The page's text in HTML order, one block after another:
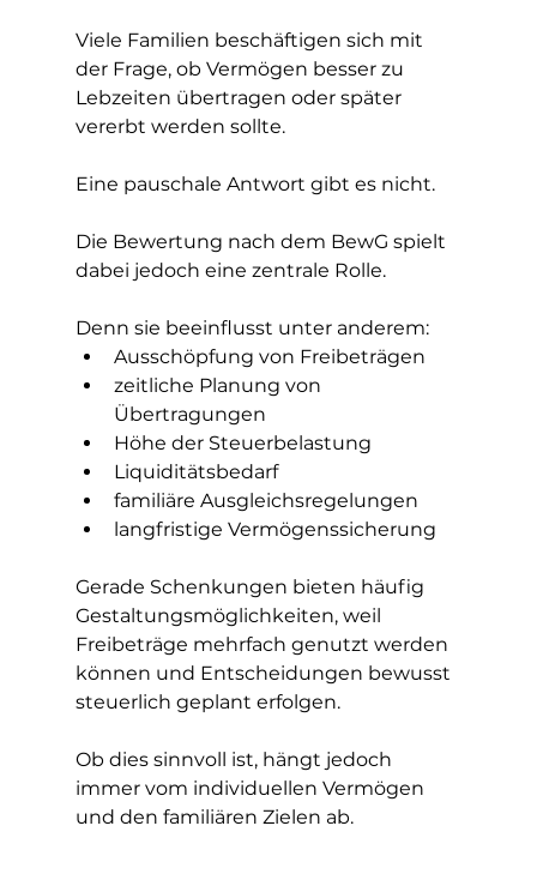
Viele Familien beschäftigen sich mit
der Frage, ob Vermögen besser zu
Lebzeiten übertragen oder später
vererbt werden sollte.
Eine pauschale Antwort gibt es nicht.
Die Bewertung nach dem BewG spielt
dabei jedoch eine zentrale Rolle.
Denn sie beeinflusst unter anderem:
Ausschöpfung von Freibeträgen
zeitliche Planung von
Übertragungen
Höhe der Steuerbelastung
Liquiditätsbedarf
familiäre Ausgleichsregelungen
langfristige Vermögenssicherung
Gerade Schenkungen bieten häufig
Gestaltungsmöglichkeiten, weil
Freibeträge mehrfach genutzt werden
können und Entscheidungen bewusst
steuerlich geplant erfolgen.
Ob dies sinnvoll ist, hängt jedoch
immer vom individuellen Vermögen
und den familiären Zielen ab.